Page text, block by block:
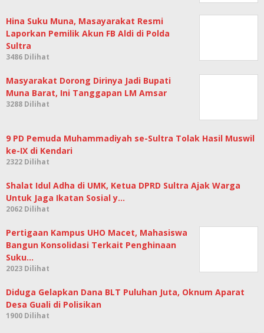
Hina Suku Muna, Masayarakat Resmi
Laporkan Pemilik Akun FB Aldi di Polda
Sultra
3486 Dilihat
Masyarakat Dorong Dirinya Jadi Bupati
Muna Barat, Ini Tanggapan LM Amsar
3288 Dilihat
9 PD Pemuda Muhammadiyah se-Sultra Tolak Hasil Muswil
ke-IX di Kendari
2322 Dilihat
Shalat Idul Adha di UMK, Ketua DPRD Sultra Ajak Warga
Untuk Jaga Ikatan Sosial y…
2062 Dilihat
Pertigaan Kampus UHO Macet, Mahasiswa
Bangun Konsolidasi Terkait Penghinaan
Suku…
2023 Dilihat
Diduga Gelapkan Dana BLT Puluhan Juta, Oknum Aparat
Desa Guali di Polisikan
1900 Dilihat